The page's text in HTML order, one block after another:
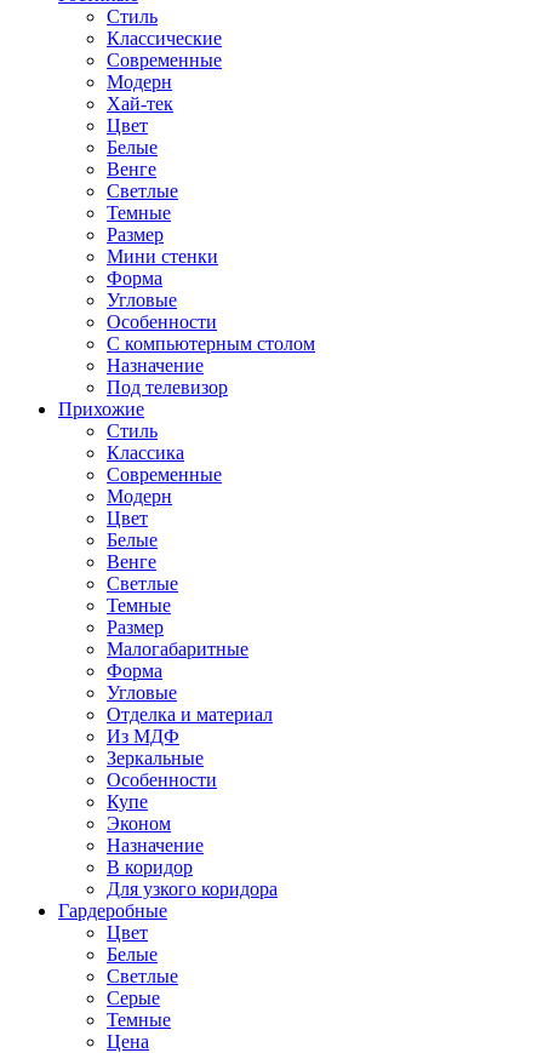
Стиль
Классические
Современные
Модерн
Хай-тек
Цвет
Белые
Венге
Светлые
Темные
Размер
Мини стенки
Форма
Угловые
Особенности
С компьютерным столом
Назначение
Под телевизор
Прихожие
Стиль
Классика
Современные
Модерн
Цвет
Белые
Венге
Светлые
Темные
Размер
Малогабаритные
Форма
Угловые
Отделка и материал
Из МДФ
Зеркальные
Особенности
Купе
Эконом
Назначение
В коридор
Для узкого коридора
Гардеробные
Цвет
Белые
Светлые
Серые
Темные
Цена